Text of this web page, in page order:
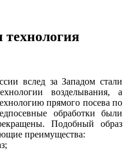
технология
вслед за Западом стали
возделывания, а
прямого посева по
обработки были
Подобный образ
преимущества: